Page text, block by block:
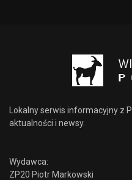
Lokalny serwis informacyjny z
aktualności i newsy.
Wydawca:
ZP20 Piotr Markowski